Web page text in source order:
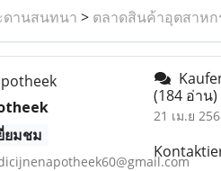
ดานสนทนา > ตลาดสินค้าอุตสาห
ยมชม
(184 อ่าน)
21 เม.ย